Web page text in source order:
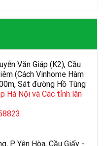
Văn Giáp (K2), Cầu
(Cách Vinhome Hàm
Sát đường Hồ Tùng
Hà Nội và Các tỉnh lân
P. Yên Hòa, Cầu Giấy -